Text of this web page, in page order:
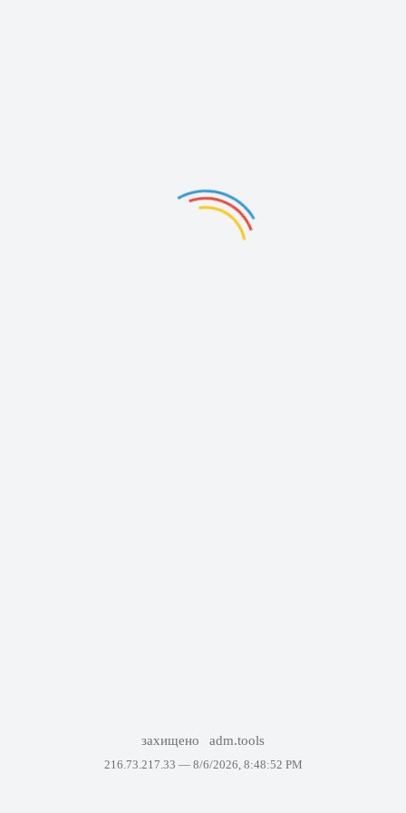
захищено adm.tools
216.73.217.33 — 8/6/2026, 8:48:52 PM